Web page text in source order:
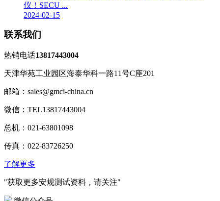
仪！SECU ...
2024-02-15
联系我们
热销电话13817443004
天津华苑工业园区海泰华科一路11号C座201
邮箱：sales@gmci-china.cn
微信：TEL13817443004
总机：021-63801098
传真：022-83726250
了解更多
"获取更多安规测试资料，请关注"